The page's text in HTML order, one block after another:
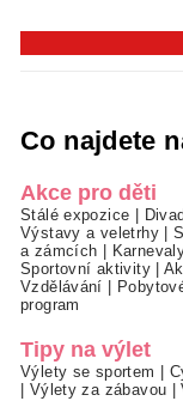
Co najdete
Akce pro děti
Stálé expozice
Výstavy a veletrhy|
a zámcích
Sportovní aktivity|
Vzdělávání
program
Tipy na výlet
Výlety se sportem
Výlety za zábavou |